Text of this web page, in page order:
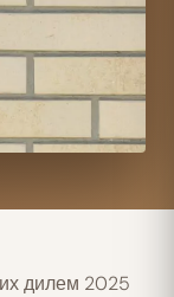
дилем 2025